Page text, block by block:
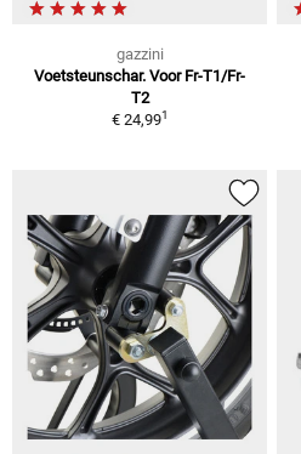
gazzini
Voetsteunschar. Voor Fr-T1/Fr-
T2
€ 24,991